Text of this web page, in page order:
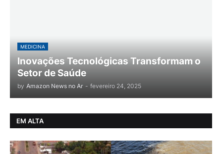
MEDICINA
Inovações Tecnológicas Transformam o
Setor de Saúde
by Amazon News no Ar - fevereiro 24, 2025
EM ALTA